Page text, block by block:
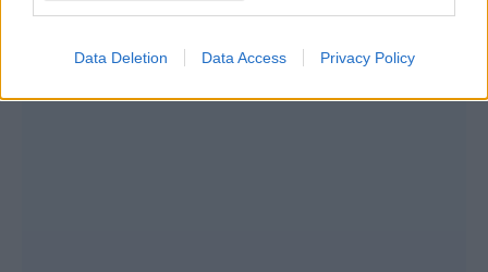
Data Deletion Data Access Privacy Policy